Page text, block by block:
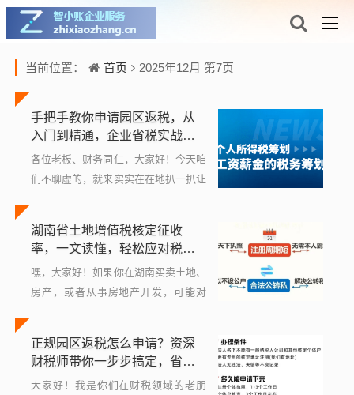
当前位置： 首页 2025年12月 第7页
手把手教你申请园区返税，从
入门到精通，企业省税实战指
南
各位老板、财务同仁，大家好！今天咱
们不聊虚的，就来实实在在地扒一扒让
把公司注册到某个园区，每年能拿回不
少税...
湖南省土地增值税核定征收
率，一文读懂，轻松应对税务
问题
嘿，大家好！如果你在湖南买卖土地、
房产，或者从事房地产开发，可能对
到底是啥意思？税率是多少？怎么算？
别急...
正规园区返税怎么申请？资深
财税师带你一步步搞定，省税
省钱不是梦！
大家好！我是你们在财税领域的老朋